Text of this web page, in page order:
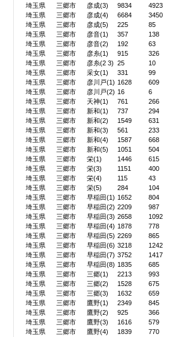
埼玉県
三郷市 彦成(3) 9834 4923
埼玉県
三郷市 彦成(4) 6684 3450
埼玉県
三郷市 彦成(5) 225 85
埼玉県
三郷市 彦音(1) 357 138
埼玉県
三郷市 彦音(2) 192 63
埼玉県
三郷市 彦糸(1) 915 326
埼玉県
三郷市 彦糸(2 3) 25 10
埼玉県
三郷市 采女(1) 331 99
埼玉県
三郷市 彦川戸(1) 1628 609
埼玉県
三郷市 彦川戸(2) 16 6
埼玉県
三郷市 天神(1) 761 266
埼玉県
三郷市 新和(1) 737 294
埼玉県
三郷市 新和(2) 1549 631
埼玉県
三郷市 新和(3) 561 233
埼玉県
三郷市 新和(4) 1587 668
埼玉県
三郷市 新和(5) 1051 504
埼玉県
三郷市 栄(1) 1446 615
埼玉県
三郷市 栄(3) 1151 400
埼玉県
三郷市 栄(4) 115 43
埼玉県
三郷市 栄(5) 284 104
埼玉県
三郷市 早稲田(1) 1652 804
埼玉県
三郷市 早稲田(2) 2209 987
埼玉県
三郷市 早稲田(3) 2658 1092
埼玉県
三郷市 早稲田(4) 1878 778
埼玉県
三郷市 早稲田(5) 2269 865
埼玉県
三郷市 早稲田(6) 3218 1242
埼玉県
三郷市 早稲田(7) 3752 1417
埼玉県
三郷市 早稲田(8) 1835 685
埼玉県
三郷市 三郷(1) 2213 993
埼玉県
三郷市 三郷(2) 1528 675
埼玉県
三郷市 三郷(3) 1632 659
埼玉県
三郷市 鷹野(1) 2349 845
埼玉県
三郷市 鷹野(2) 925 366
埼玉県
三郷市 鷹野(3) 1616 579
埼玉県
三郷市 鷹野(4) 1839 770